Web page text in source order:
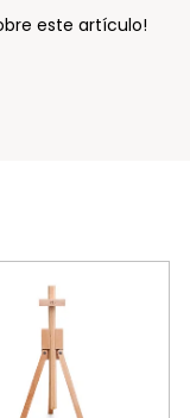
este artículo!